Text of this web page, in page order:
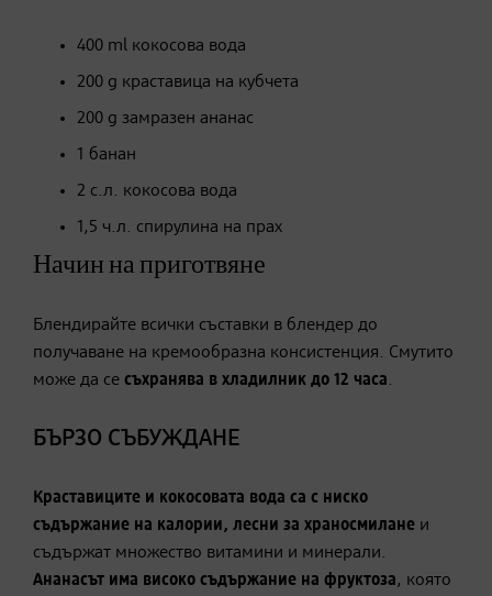
400 ml кокосова вода
200 g краставица на кубчета
200 g замразен ананас
1 банан
2 с.л. кокосова вода
1,5 ч.л. спирулина на прах
Начин на приготвяне
Блендирайте всички съставки в блендер до
получаване на кремообразна консистенция. Смутито
може да се съхранява в хладилник до 12 часа.
БЪРЗО СЪБУЖДАНЕ
Краставиците и кокосовата вода са с ниско
съдържание на калории, лесни за храносмилане и
съдържат множество витамини и минерали.
Ананасът има високо съдържание на фруктоза, която